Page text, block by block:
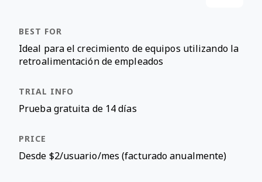
Ideal para el crecimiento de equipos utilizando la
retroalimentación de empleados
Prueba gratuita de 14 días
Desde $2/usuario/mes (facturado anualmente)